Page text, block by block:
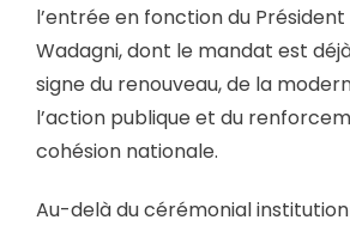
l’entrée en fonction du Président
Wadagni, dont le mandat est
signe du renouveau, de la
l’action publique et du
cohésion nationale.
Au-delà du cérémonial